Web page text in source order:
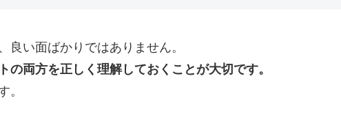
良い面ばかりではありません。
の両方を正しく理解しておくことが大切です。
。